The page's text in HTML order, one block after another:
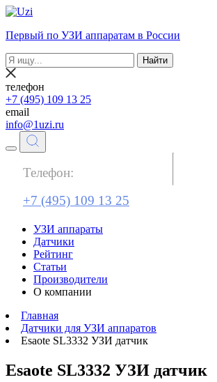
Первый по УЗИ аппаратам в России
Найти
телефон
+7 (495) 109 13 25
email
info@1uzi.ru
Телефон:
+7 (495) 109 13 25
УЗИ аппараты
Датчики
Рейтинг
Статьи
Производители
О компании
Главная
Датчики для УЗИ аппаратов
Esaote SL3332 УЗИ датчик
Esaote SL3332 УЗИ датчик